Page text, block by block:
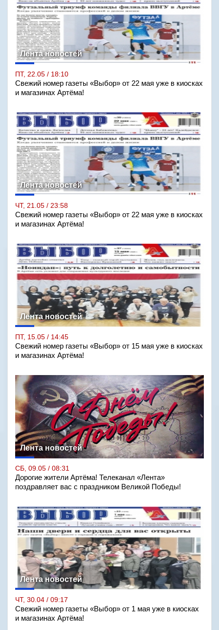
Лента новостей
ПТ, 22.05 / 18:10
Свежий номер газеты «Выбор» от 22 мая уже в киосках
и магазинах Артёма!
Лента новостей
ЧТ, 21.05 / 23:58
Свежий номер газеты «Выбор» от 22 мая уже в киосках
и магазинах Артёма!
Лента новостей
ПТ, 15.05 / 14:45
Свежий номер газеты «Выбор» от 15 мая уже в киосках
и магазинах Артёма!
Лента новостей
СБ, 09.05 / 08:31
Дорогие жители Артёма! Телеканал «Лента»
поздравляет вас с праздником Великой Победы!
Лента новостей
ЧТ, 30.04 / 09:17
Свежий номер газеты «Выбор» от 1 мая уже в киосках
и магазинах Артёма!